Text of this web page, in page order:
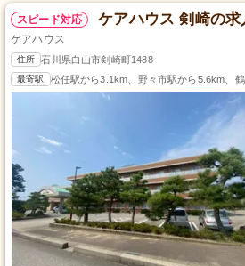
スピード対応 ケアハウス 剣崎の求
ケアハウス
住所 石川県白山市剣崎町1488
最寄駅 松任駅から3.1km、野々市駅から5.6km、